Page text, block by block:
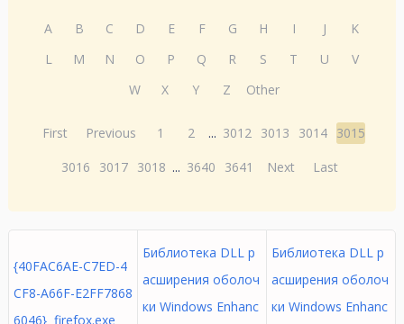
A B C D E F G H I J
K
L
M N O P Q R S T U
V
W
X Y Z Other
First Previous 1 2 ... 3012 3013 3014 3015
3016
3017 3018 ... 3640 3641 Next Last
{40FAC6AE-C7ED-4
CF8-A66F-E2FF7868
6046} firefox.exe
Библиотека DLL р
асширения оболоч
ки Windows Enhanc
Библиотека DLL р
асширения оболоч
ки Windows Enhanc